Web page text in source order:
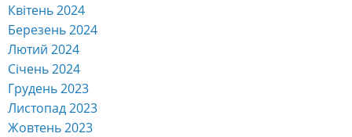
Квітень 2024
Березень 2024
Лютий 2024
Січень 2024
Грудень 2023
Листопад 2023
Жовтень 2023